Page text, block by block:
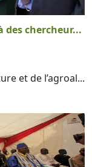
des chercheur...
et de l’agroal...